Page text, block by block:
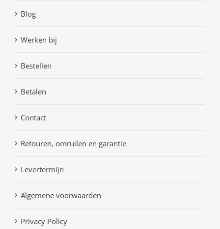
Blog
Werken bij
Bestellen
Betalen
Contact
Retouren, omruilen en garantie
Levertermijn
Algemene voorwaarden
Privacy Policy